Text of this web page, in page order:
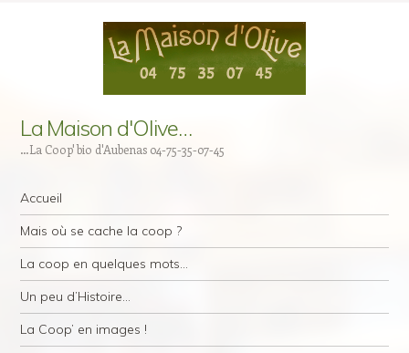
La Maison d'Olive…
…La Coop' bio d'Aubenas 04-75-35-07-45
Navigation
Aller au contenu principal
Accueil
Mais où se cache la coop ?
La coop en quelques mots…
Un peu d’Histoire…
La Coop’ en images !